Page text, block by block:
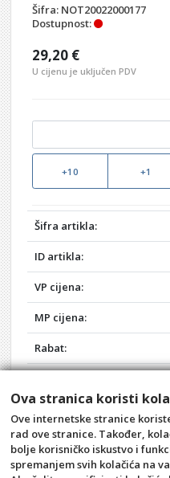
Šifra: NOT20022000177
Dostupnost:
29,20 €
U cijenu je uključen PDV
+10 +1
Šifra artikla:
ID artikla:
VP cijena:
MP cijena:
Rabat:
Akcija:
Opći uvjeti
Ova stranica koristi
Ove internetske stranice
rad ove stranice. Također,
bolje korisničko iskustvo i
spremanjem svih kolačića na